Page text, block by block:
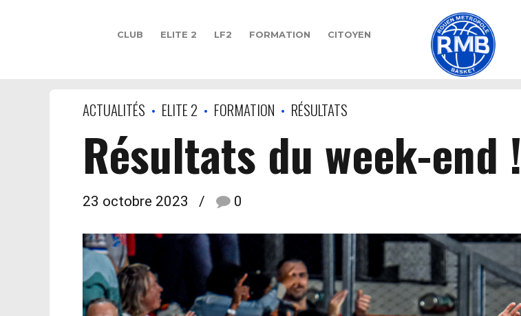
CLUB ELITE 2 LF2 FORMATION CITOYEN
ACTUALITÉS ELITE 2 FORMATION RÉSULTATS
Résultats du week-end !
23 octobre 2023 0